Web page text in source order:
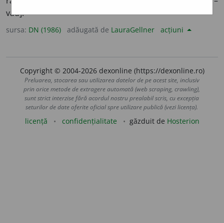
văd].
sursa: DN (1986) adăugată de LauraGellner acțiuni
Copyright © 2004-2026 dexonline (https://dexonline.ro)
Preluarea, stocarea sau utilizarea datelor de pe acest site, inclusiv
prin orice metode de extragere automată (web scraping, crawling),
sunt strict interzise fără acordul nostru prealabil scris, cu excepția
seturilor de date oferite oficial spre utilizare publică (vezi licența).
licență confidențialitate găzduit de Hosterion